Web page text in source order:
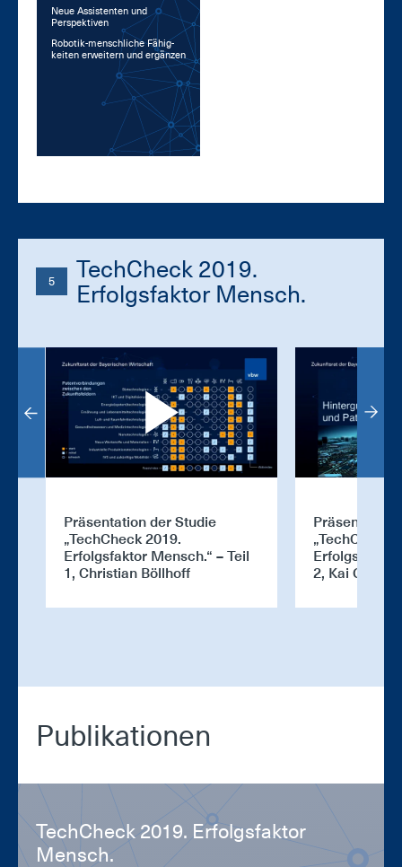
Neue Assistenten und
Perspektiven
Ro­bo­tik-mensch­li­che Fä­hig­
kei­ten er­wei­tern und er­gän­zen
5
TechCheck 2019.
Erfolgsfaktor Mensch.
Präsentation der Studie
„TechCheck 2019.
Erfolgsfaktor Mensch.“ – Teil
1, Christian Böllhoff
Präsentation
„TechCheck
Erfolgsfaktor
2, Kai
Pu­bli­ka­tio­nen
Tech­Check 2019. Er­folgs­fak­tor
Mensch.